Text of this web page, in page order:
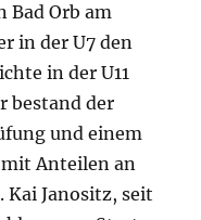
Bad Orb am
in der U7 den
in der U11
bestand der
und einem
Anteilen an
Kai Janositz, seit